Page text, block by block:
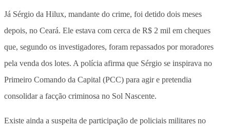
Já Sérgio da Hilux, mandante do crime, foi detido dois meses
depois, no Ceará. Ele estava com cerca de R$ 2 mil em cheques
que, segundo os investigadores, foram repassados por moradores
pela venda dos lotes. A polícia afirma que Sérgio se inspirava no
Primeiro Comando da Capital (PCC) para agir e pretendia
consolidar a facção criminosa no Sol Nascente.
Existe ainda a suspeita de participação de policiais militares no